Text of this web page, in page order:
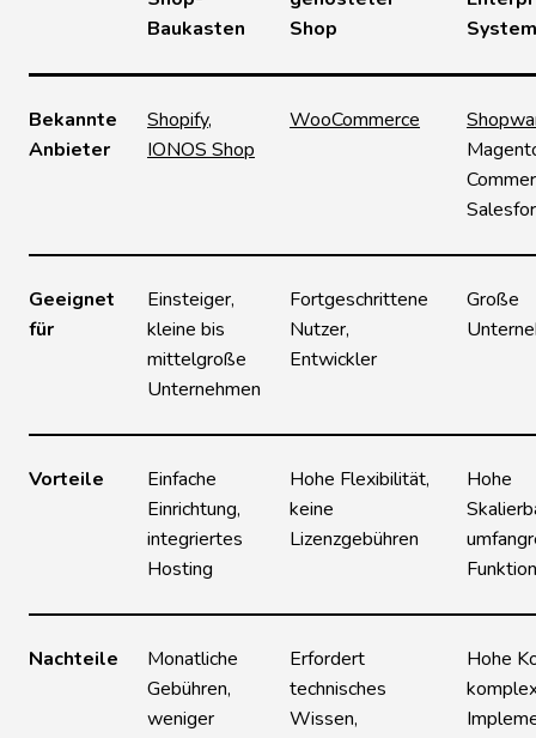
Baukasten
Shop
System
Bekannte
Anbieter
Shopify,
IONOS Shop
WooCommerce
Geeignet
für
Einsteiger,
kleine bis
mittelgroße
Unternehmen
Fortgeschrittene
Nutzer,
Entwickler
Große
Vorteile
Einfache
Einrichtung,
integriertes
Hosting
Hohe Flexibilität,
keine
Lizenzgebühren
Hohe
Nachteile
Monatliche
Gebühren,
weniger
Erfordert
technisches
Wissen,
Hohe